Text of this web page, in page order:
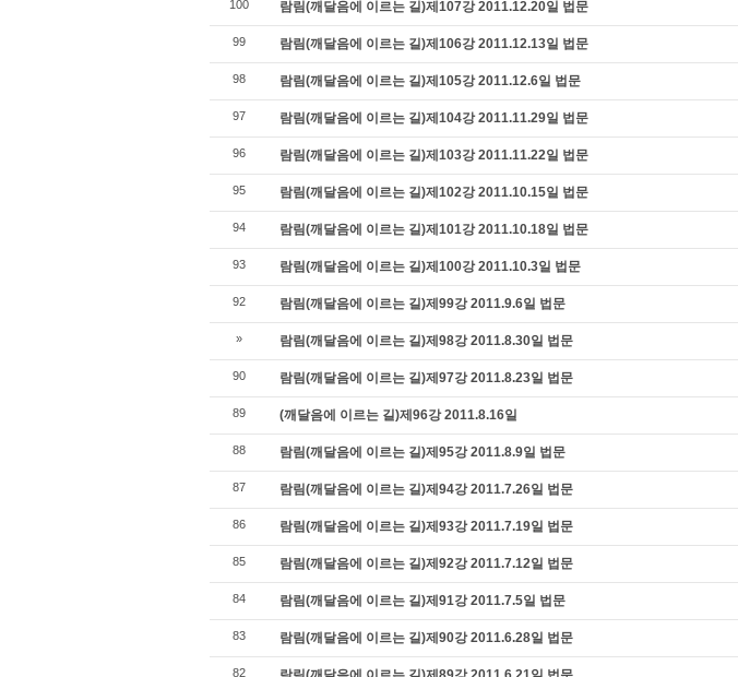
100 람림(깨달음에 이르는 길)제107강 2011.12.20일 법문
99 람림(깨달음에 이르는 길)제106강 2011.12.13일 법문
98 람림(깨달음에 이르는 길)제105강 2011.12.6일 법문
97 람림(깨달음에 이르는 길)제104강 2011.11.29일 법문
96 람림(깨달음에 이르는 길)제103강 2011.11.22일 법문
95 람림(깨달음에 이르는 길)제102강 2011.10.15일 법문
94 람림(깨달음에 이르는 길)제101강 2011.10.18일 법문
93 람림(깨달음에 이르는 길)제100강 2011.10.3일 법문
92 람림(깨달음에 이르는 길)제99강 2011.9.6일 법문
» 람림(깨달음에 이르는 길)제98강 2011.8.30일 법문
90 람림(깨달음에 이르는 길)제97강 2011.8.23일 법문
89 (깨달음에 이르는 길)제96강 2011.8.16일
88 람림(깨달음에 이르는 길)제95강 2011.8.9일 법문
87 람림(깨달음에 이르는 길)제94강 2011.7.26일 법문
86 람림(깨달음에 이르는 길)제93강 2011.7.19일 법문
85 람림(깨달음에 이르는 길)제92강 2011.7.12일 법문
84 람림(깨달음에 이르는 길)제91강 2011.7.5일 법문
83 람림(깨달음에 이르는 길)제90강 2011.6.28일 법문
82